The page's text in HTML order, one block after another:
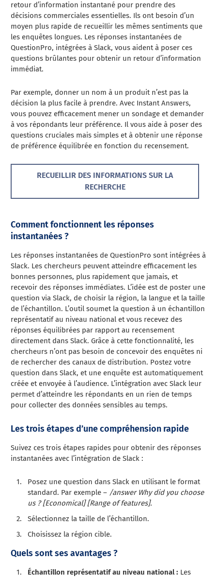
retour d’information instantané pour prendre des
décisions commerciales essentielles. Ils ont besoin d’un
moyen plus rapide de recueillir les mêmes sentiments que
les enquêtes longues. Les réponses instantanées de
QuestionPro, intégrées à Slack, vous aident à poser ces
questions brûlantes pour obtenir un retour d’information
immédiat.
Par exemple, donner un nom à un produit n’est pas la
décision la plus facile à prendre. Avec Instant Answers,
vous pouvez efficacement mener un sondage et demander
à vos répondants leur préférence. Il vous aide à poser des
questions cruciales mais simples et à obtenir une réponse
de préférence équilibrée en fonction du recensement.
RECUEILLIR DES INFORMATIONS SUR LA
RECHERCHE
Comment fonctionnent les réponses
instantanées ?
Les réponses instantanées de QuestionPro sont intégrées à
Slack. Les chercheurs peuvent atteindre efficacement les
bonnes personnes, plus rapidement que jamais, et
recevoir des réponses immédiates. L’idée est de poster une
question via Slack, de choisir la région, la langue et la taille
de l’échantillon. L’outil soumet la question à un échantillon
représentatif au niveau national et vous recevez des
réponses équilibrées par rapport au recensement
directement dans Slack. Grâce à cette fonctionnalité, les
chercheurs n’ont pas besoin de concevoir des enquêtes ni
de rechercher des canaux de distribution. Postez votre
question dans Slack, et une enquête est automatiquement
créée et envoyée à l’audience. L’intégration avec Slack leur
permet d’atteindre les répondants en un rien de temps
pour collecter des données sensibles au temps.
Les trois étapes d’une compréhension rapide
Suivez ces trois étapes rapides pour obtenir des réponses
instantanées avec l’intégration de Slack :
Posez une question dans Slack en utilisant le format
standard. Par exemple – /answer Why did you choose
us ? [Economical] [Range of features].
Sélectionnez la taille de l’échantillon.
Choisissez la région cible.
Quels sont ses avantages ?
Échantillon représentatif au niveau national : Les